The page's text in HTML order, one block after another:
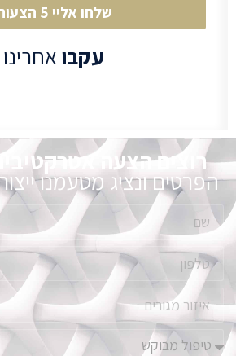
שלחו אליי 5 הצעות
עקבואחרינו
רוצים הצעה
הפרטים ונציג מטעמנו